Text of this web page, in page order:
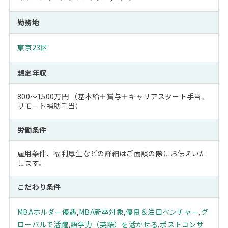
勤務地
東京23区
想定年収
800～1500万円 （基本給＋賞与＋キャリアスタート手当、
リモート補助手当）
労働条件
雇用条件、福利厚生などの詳細はご面談の際にお伝えいた
します。
こだわり条件
MBAホルダー優遇,MBA新卒対象,優良＆注目ベンチャー,グ
ローバルで活躍,語学力（英語）を活かせる,ポストコンサ